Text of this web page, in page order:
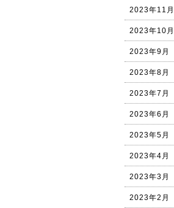
2023年11月
2023年10月
2023年9月
2023年8月
2023年7月
2023年6月
2023年5月
2023年4月
2023年3月
2023年2月